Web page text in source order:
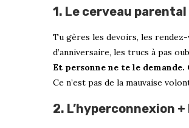
1. Le cerveau
Tu gères les devoirs, les
d’anniversaire, les trucs à pas
Et personne ne te le demande.
Ce n’est pas de la mauvaise
2. L’hyperconnexion